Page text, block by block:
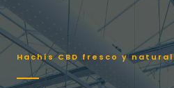
Hachís CBD fresco y natural